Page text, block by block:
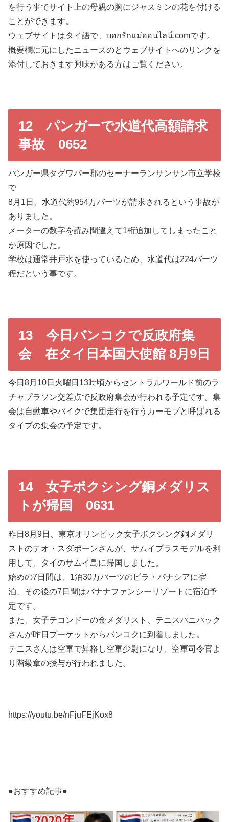
を行う事でサイト上の母親の胸にジャスミンの花を付ける
ことができます。
ウェブサイトはタイ語で、บอกรักแม่ออนไลน์.comです。
概要欄に元にしたニュースのとウェブサイトへのリンクを
添付しておきます興味がある方はご覧ください。
12 パンガーで水道代高額請求
事故 0652
パンガー県タグワパー郡のセーナーランサンサン市立学校
で
8月1日、水道代約954万バーツが請求されるという事故が
ありました。
メーターの数字を読み間違えて1桁追加してしまったこと
が原因でした。
学校は通常井戸水を使っているため、水道代は224バーツ
程だという事です。
13 今日バンコクで反政府集
会 在タイ日本国大使館 8月9日
今日8月10日火曜日13時頃からセントラルワールド前のラ
チャプラソン交差点で反政府集会が行われる予定です。集
会は自動車やバイクで集団走行を行うカーモブと呼ばれる
タイプの集会の予定です。
14 女子ボクシング銅メダリス
トが帰国 0631
昨日8月9日、東京オリンピック女子ボクシング銅メダリ
ストのテオ・スダポーンさんが、サムイプラスモデルを利
用して、タイのサムイ島に帰国しました。
始めの7日間は、1泊30万バーツのビラ・パナシアに宿
泊、その後の7日間はバナナファンシーリゾートに宿泊予
定です。
また、女子テコンドーの金メダリスト、テニスパニパック
さんが昨日プーケットからバンコクに到着しました。
テニスさんは空軍で昇格し空軍少尉になり、空軍司令官よ
り階級章の授与が行われました。
https://youtu.be/nFjuFEjKox8
●おすすめ記事●